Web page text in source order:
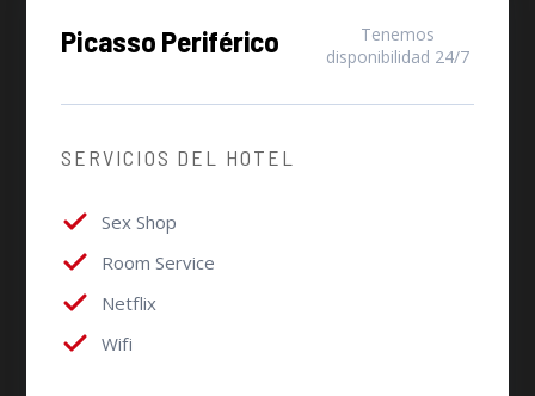
Picasso Periférico
Tenemos
disponibilidad 24/7
SERVICIOS DEL HOTEL
Sex Shop
Room Service
Netflix
Wifi